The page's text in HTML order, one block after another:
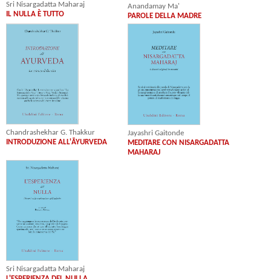
Sri Nisargadatta Maharaj
IL NULLA È TUTTO
Anandamay Ma'
PAROLE DELLA MADRE
Chandrashekhar G. Thakkur
INTRODUZIONE ALL'ĀYURVEDA
Jayashri Gaitonde
MEDITARE CON NISARGADATTA
MAHARAJ
Sri Nisargadatta Maharaj